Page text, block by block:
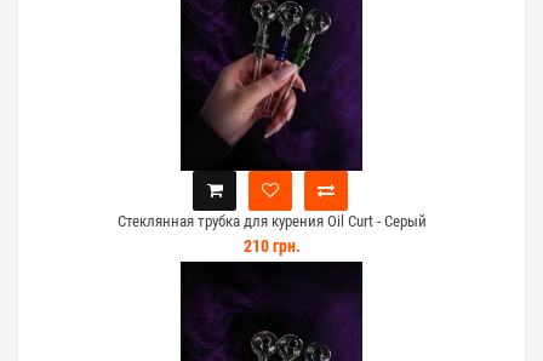
Стеклянная трубка для курения Oil Curt - Серый
210 грн.